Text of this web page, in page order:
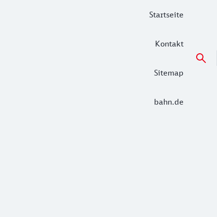
Startseite
Kontakt
Sitemap
bahn.de